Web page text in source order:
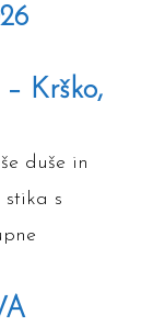
Krško,
duše in
s